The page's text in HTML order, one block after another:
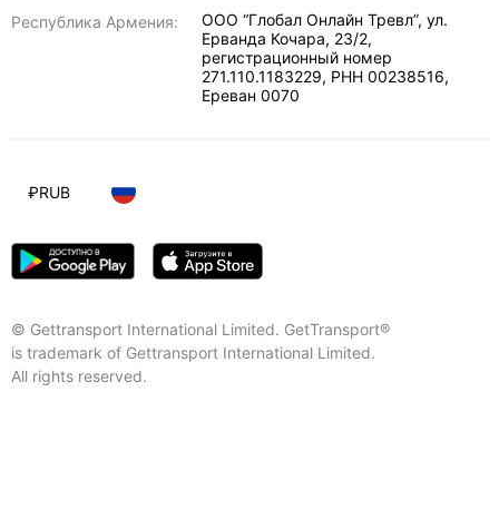
Республика Армения:
ООО “Глобал Онлайн Тревл”, ул.
Ерванда Кочара, 23/2,
регистрационный номер
271.110.1183229, РНН 00238516,
Ереван 0070
© Gettransport International Limited. GetTransport®
is trademark of Gettransport International Limited.
All rights reserved.
₽RUB